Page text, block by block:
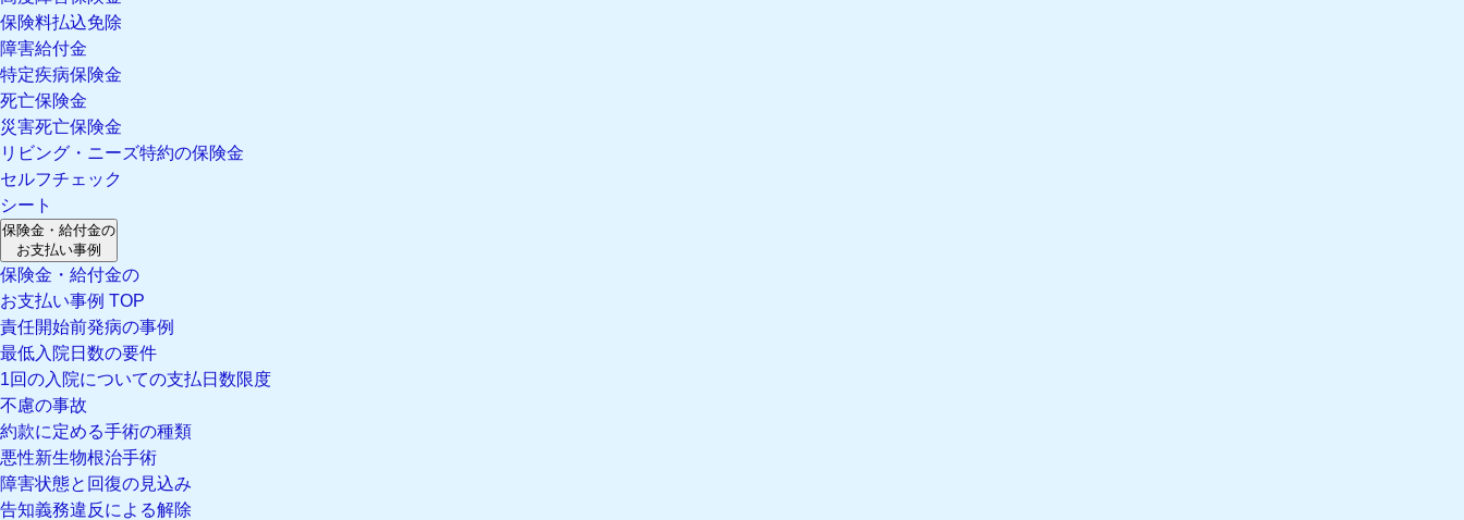
保険料払込免除
障害給付金
特定疾病保険金
死亡保険金
災害死亡保険金
リビング・ニーズ特約の保険金
セルフチェック
シート
保険金・給付金の
お支払い事例
保険金・給付金の
お支払い事例 TOP
責任開始前発病の事例
最低入院日数の要件
1回の入院についての支払日数限度
不慮の事故
約款に定める手術の種類
悪性新生物根治手術
障害状態と回復の見込み
告知義務違反による解除